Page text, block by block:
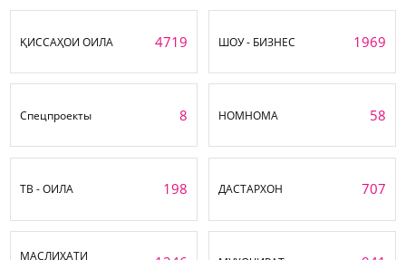
ҚИССАҲОИ ОИЛА 4719 ШОУ - БИЗНЕС 1969
Спецпроекты 8 НОМНОМА 58
ТВ - ОИЛА 198 ДАСТАРХОН 707
МАСЛИҲАТИ